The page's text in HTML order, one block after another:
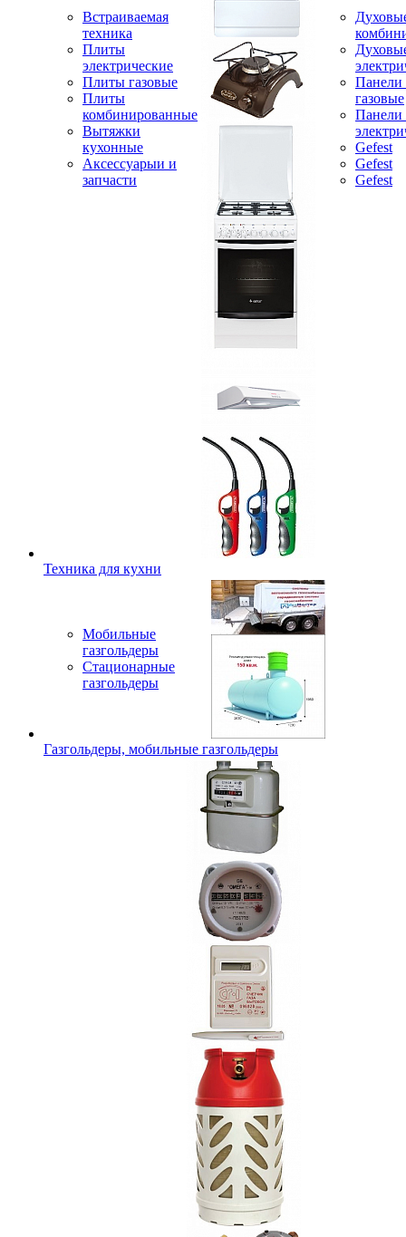
Встраиваемая
техника
Плиты
электрические
Плиты газовые
Плиты
комбинированные
Вытяжки
кухонные
Аксессуарыи и
запчасти
Панели
газовые
Панели
Gefest
Gefest
Gefest
Техника для кухни
Мобильные
газгольдеры
Стационарные
газгольдеры
Газгольдеры, мобильные газгольдеры